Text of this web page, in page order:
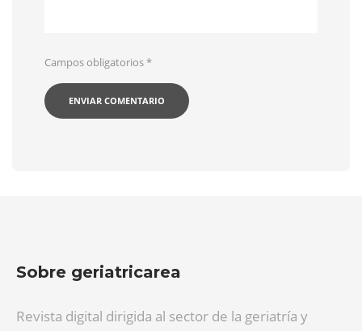
Campos obligatorios*
Sobre geriatricarea
Revista digital dirigida al sector de la geriatría y